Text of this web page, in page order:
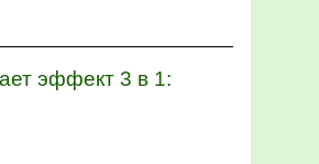
эффект 3 в 1: